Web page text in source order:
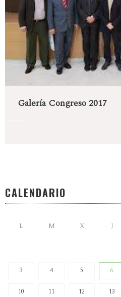
Galería Congreso 2017
CALENDARIO
L M X J
3 4 5 6
10 11 12 13